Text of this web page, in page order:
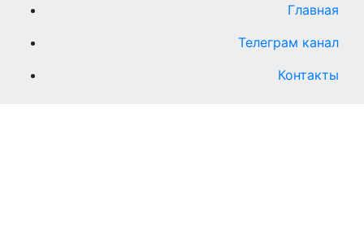
Главная
Телеграм канал
Контакты